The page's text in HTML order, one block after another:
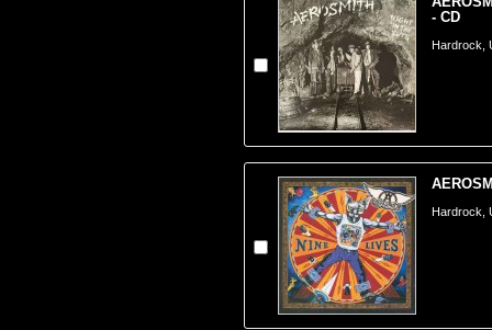
- CD
Hardrock,
Hardrock,